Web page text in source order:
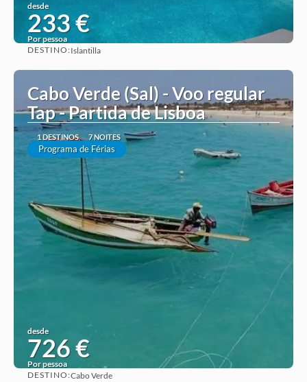
desde
233 €
Por pessoa
DESTINO:Islantilla
Cabo Verde (Sal) - Voo regular
Tap - Partida de Lisboa
1 DESTINOS 7 NOITES
Programa de Férias
desde
726 €
Por pessoa
DESTINO:Cabo Verde